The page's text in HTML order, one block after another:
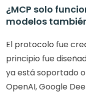
¿MCP solo
modelos
El protocolo fue
principio fue
ya está soportado
OpenAI, Google